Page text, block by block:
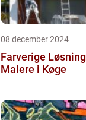
08 december 2024
Farverige
Malere i Køge